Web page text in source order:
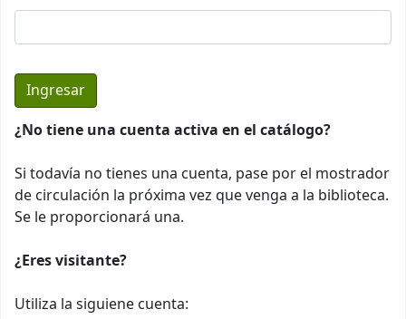
¿No tiene una cuenta activa en el catálogo?
Si todavía no tienes una cuenta, pase por el mostrador
de circulación la próxima vez que venga a la biblioteca.
Se le proporcionará una.
¿Eres visitante?
Utiliza la siguiene cuenta: